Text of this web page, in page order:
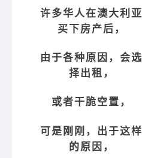
许多华人在澳大利亚
买下房产后，
由于各种原因，会选
择出租，
或者干脆空置，
可是刚刚，出于这样
的原因，